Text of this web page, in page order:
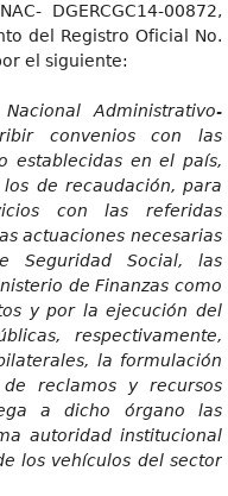
DGERCGC14-00872,
del Registro Oficial No.
el siguiente:
Administrativo-
convenios con las
establecidas en el país,
de recaudación, para
con las referidas
actuaciones necesarias
Seguridad Social, las
de Finanzas como
y por la ejecución del
respectivamente,
la formulación
reclamos y recursos
a dicho órgano las
autoridad institucional
los vehículos del sector